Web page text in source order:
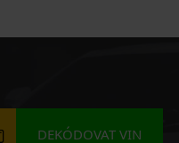
DEKÓDOVAT VIN